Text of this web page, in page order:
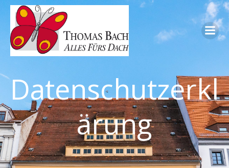
Springe
Datenschutzerkl
ärung